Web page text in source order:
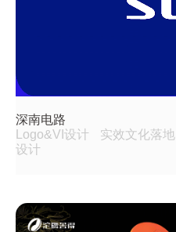
深南电路
Logo&VI设计
实效文化落地
设计